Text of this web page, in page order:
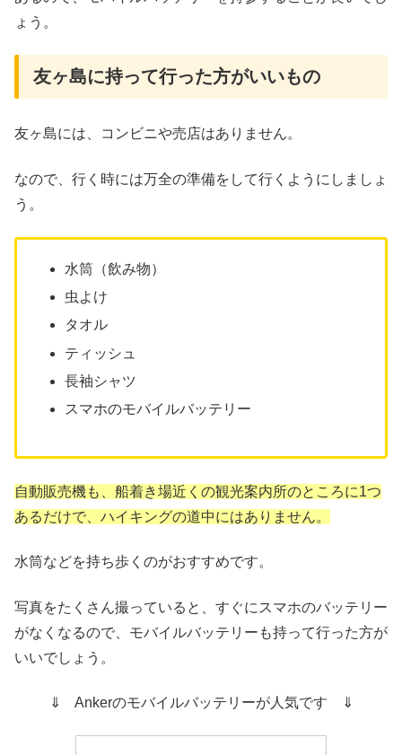
ょう。
友ヶ島に持って行った方がいいもの
友ヶ島には、コンビニや売店はありません。
なので、行く時には万全の準備をして行くようにしましょ
う。
水筒（飲み物）
虫よけ
タオル
ティッシュ
長袖シャツ
スマホのモバイルバッテリー
自動販売機も、船着き場近くの観光案内所のところに1つ
あるだけで、ハイキングの道中にはありません。
水筒などを持ち歩くのがおすすめです。
写真をたくさん撮っていると、すぐにスマホのバッテリー
がなくなるので、モバイルバッテリーも持って行った方が
いいでしょう。
⇓ Ankerのモバイルバッテリーが人気です ⇓